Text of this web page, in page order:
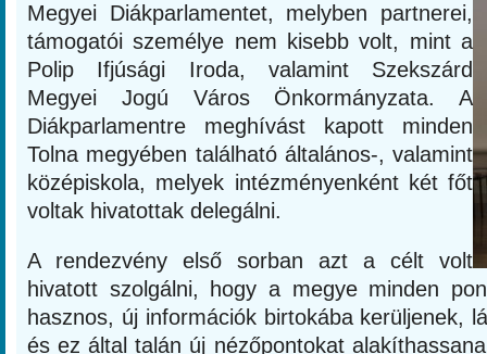
Megyei Diákparlamentet, melyben partnerei,
támogatói személye nem kisebb volt, mint a
Polip Ifjúsági Iroda, valamint Szekszárd
Megyei Jogú Város Önkormányzata. A
Diákparlamentre meghívást kapott minden
Tolna megyében található általános-, valamint
középiskola, melyek intézményenként két főt
voltak hivatottak delegálni.
A rendezvény első sorban azt a célt volt
hivatott szolgálni, hogy a megye minden
hasznos, új információk birtokába kerüljenek,
és ez által talán új nézőpontokat